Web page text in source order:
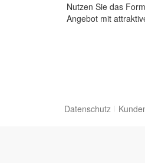
Nutzen Sie das
Angebot mit
Datenschutz